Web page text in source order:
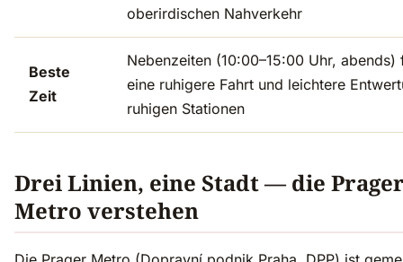
oberirdischen Nahverkehr
Beste
Zeit
Nebenzeiten (10:00–15:00 Uhr, abends)
eine ruhigere Fahrt und leichtere
ruhigen Stationen
Drei Linien, eine Stadt — die
Metro verstehen